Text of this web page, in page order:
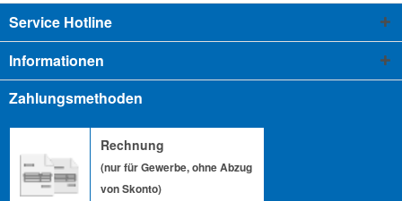
Service Hotline
Informationen
Zahlungsmethoden
Rechnung
(nur für Gewerbe, ohne Abzug
von Skonto)